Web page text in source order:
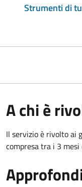
Strumenti di
A chi è
Il servizio è rivolto ai
compresa tra i 3